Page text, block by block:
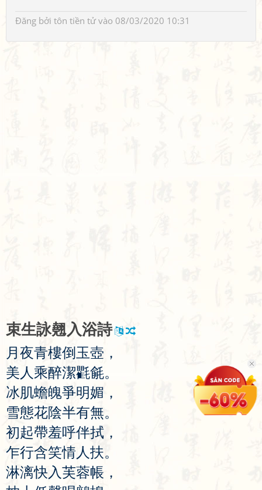
Đăng bởi tôn tiền tửvào 08/03/2020 10:31
束生詠翹入浴詩
月 夜青樓倒 玉壺 ，
美 人 乘醉潔氍毹。
冰肌蟾魄爭明媚 ，
雪態花陰半有無。
初起帶羞呼伴拭 ，
乍行含笑情人扶。
淋漓快入芙蓉帳 ，